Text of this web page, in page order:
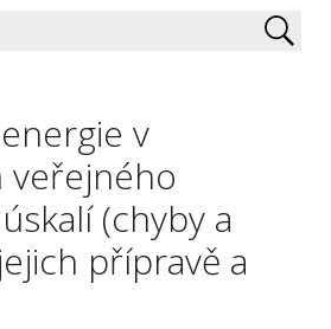
v
veřejného
(chyby a
přípravě a